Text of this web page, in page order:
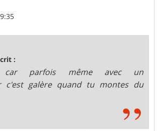
:
car parfois même avec un
c'est galère quand tu montes du